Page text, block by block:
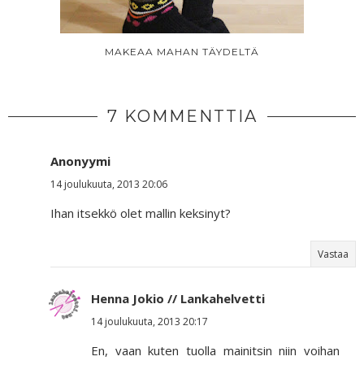
MAKEAA MAHAN TÄYDELTÄ
7 KOMMENTTIA
Anonyymi
14 joulukuuta, 2013 20:06
Ihan itsekkö olet mallin keksinyt?
Vastaa
Henna Jokio // Lankahelvetti
14 joulukuuta, 2013 20:17
En, vaan kuten tuolla mainitsin niin voihan